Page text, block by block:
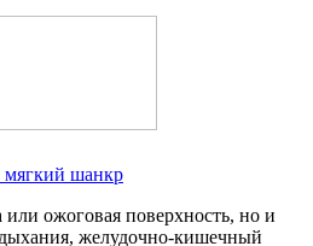
шанкр
или ожоговая поверхность, но и
желудочно-кишечный